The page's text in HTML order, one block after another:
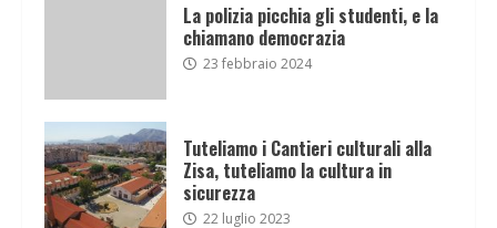
La polizia picchia gli studenti, e la
chiamano democrazia
23 febbraio 2024
Tuteliamo i Cantieri culturali alla
Zisa, tuteliamo la cultura in
sicurezza
22 luglio 2023